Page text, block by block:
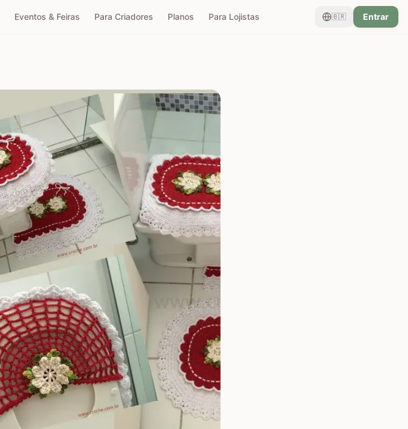
Eventos & Feiras Para Criadores Planos Para Lojistas 🇧🇷 Entrar